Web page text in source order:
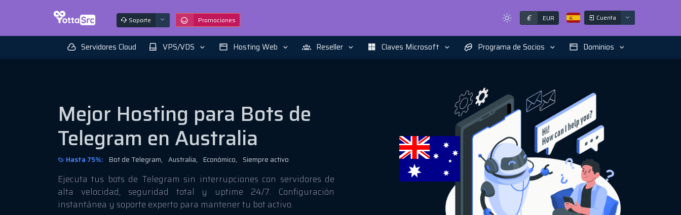
Soporte Promociones € EUR Cuenta
Servidores Cloud VPS/VDS Hosting Web Reseller Claves Microsoft Programa de Socios Dominios
Mejor Hosting para Bots de
Telegram en Australia
Hasta 75%: Bot de Telegram, Australia, Económico, Siempre activo
Ejecuta tus bots de Telegram sin interrupciones con servidores de
alta velocidad, seguridad total y uptime 24/7. Configuración
instantánea y soporte experto para mantener tu bot activo.